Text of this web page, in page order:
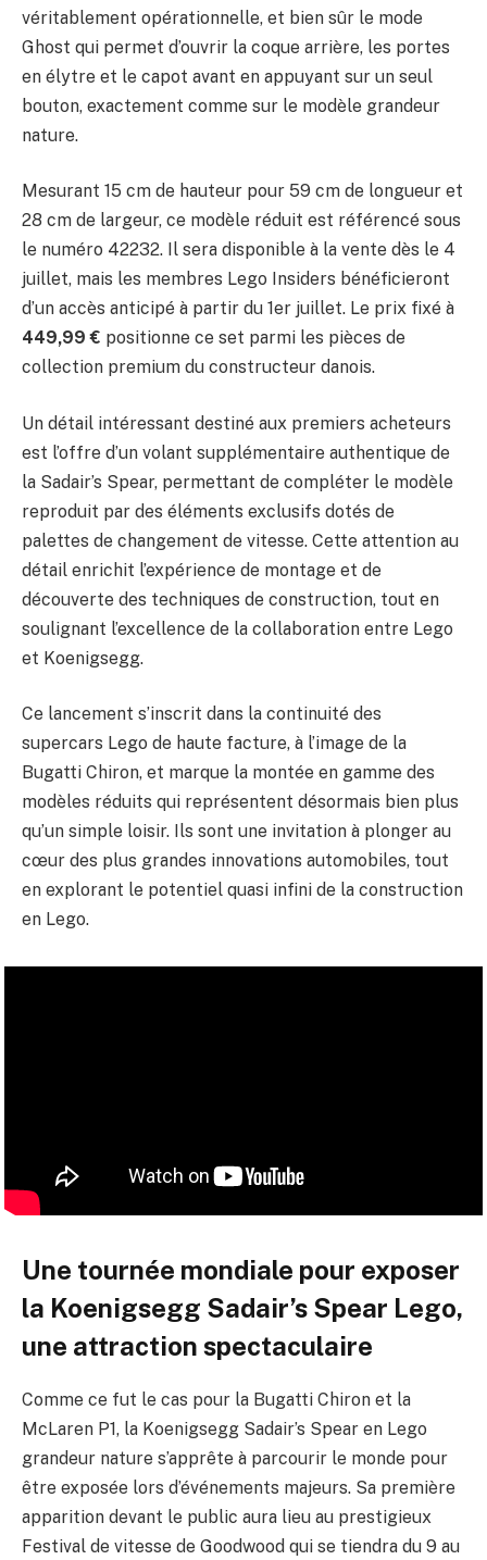
véritablement opérationnelle, et bien sûr le mode
Ghost qui permet d’ouvrir la coque arrière, les portes
en élytre et le capot avant en appuyant sur un seul
bouton, exactement comme sur le modèle grandeur
nature.
Mesurant 15 cm de hauteur pour 59 cm de longueur et
28 cm de largeur, ce modèle réduit est référencé sous
le numéro 42232. Il sera disponible à la vente dès le 4
juillet, mais les membres Lego Insiders bénéficieront
d’un accès anticipé à partir du 1er juillet. Le prix fixé à
449,99 € positionne ce set parmi les pièces de
collection premium du constructeur danois.
Un détail intéressant destiné aux premiers acheteurs
est l’offre d’un volant supplémentaire authentique de
la Sadair’s Spear, permettant de compléter le modèle
reproduit par des éléments exclusifs dotés de
palettes de changement de vitesse. Cette attention au
détail enrichit l’expérience de montage et de
découverte des techniques de construction, tout en
soulignant l’excellence de la collaboration entre Lego
et Koenigsegg.
Ce lancement s’inscrit dans la continuité des
supercars Lego de haute facture, à l’image de la
Bugatti Chiron, et marque la montée en gamme des
modèles réduits qui représentent désormais bien plus
qu’un simple loisir. Ils sont une invitation à plonger au
cœur des plus grandes innovations automobiles, tout
en explorant le potentiel quasi infini de la construction
en Lego.
Une tournée mondiale pour exposer
la Koenigsegg Sadair’s Spear Lego,
une attraction spectaculaire
Comme ce fut le cas pour la Bugatti Chiron et la
McLaren P1, la Koenigsegg Sadair’s Spear en Lego
grandeur nature s’apprête à parcourir le monde pour
être exposée lors d’événements majeurs. Sa première
apparition devant le public aura lieu au prestigieux
Festival de vitesse de Goodwood qui se tiendra du 9 au